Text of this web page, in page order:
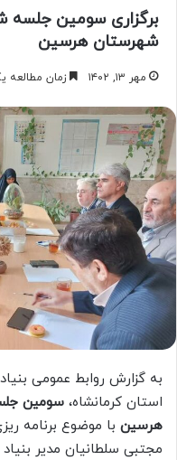
برگزاری سومین جلسه
شهرستان هرسین
مهر ۱۳, ۱۴۰۲ زمان مطالعه
به گزارش روابط عمومی
استان کرمانشاه، سومین
هرسین با موضوع برنامه
مجتبی سلطانیان مدیر